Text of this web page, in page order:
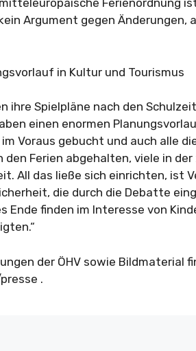
Ferienordnung
Argument gegen Änderungen,
in Kultur und Tourismus
ihre Spielpläne nach den
einen enormen
Voraus gebucht und auch alle
den Ferien abgehalten, viele in
All das ließe sich einrichten, ist
die durch die Debatte
Ende finden im Interesse von
der ÖHV sowie Bildmaterial
.